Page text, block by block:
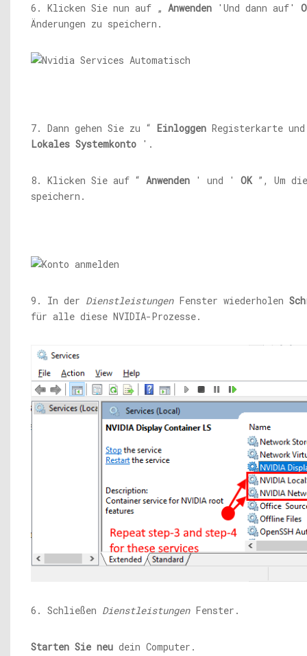
6. Klicken Sie nun auf „ Anwenden 'Und dann auf'
Änderungen zu speichern.
7. Dann gehen Sie zu “ Einloggen Registerkarte
Lokales Systemkonto '.
8. Klicken Sie auf “ Anwenden ' und ' OK”, Um die
speichern.
9. In der DienstleistungenFenster wiederholen
für alle diese NVIDIA-Prozesse.
6. Schließen DienstleistungenFenster.
Starten Sie neu dein Computer.